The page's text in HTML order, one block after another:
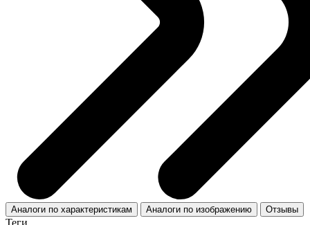
Аналоги по характеристикам Аналоги по изображению Отзывы
Теги